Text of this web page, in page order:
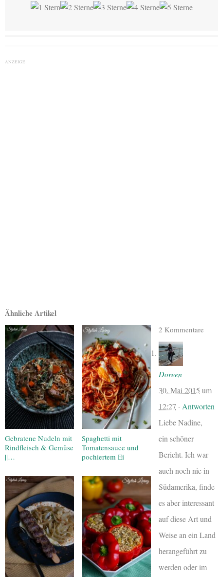
ANZEIGE
Ähnliche Artikel
Gebratene Nudeln mit
Rindfleisch & Gemüse
||…
Spaghetti mit
Tomatensauce und
pochiertem Ei
2 Kommentare
Doreen
30. Mai 2015 um
12:27 · Antworten
Liebe Nadine,
ein schöner
Bericht. Ich war
auch noch nie in
Südamerika, finde
es aber interessant
auf diese Art und
Weise an ein Land
herangeführt zu
werden oder im